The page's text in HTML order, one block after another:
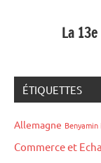
La
ÉTIQUETTES
Allemagne
Commerce et